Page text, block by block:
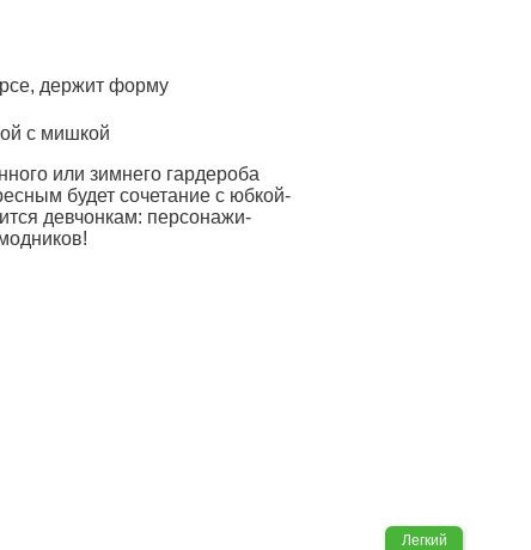
держит форму
с мишкой
или зимнего гардероба
будет сочетание с юбкой-
девчонкам: персонажи-
Легкий